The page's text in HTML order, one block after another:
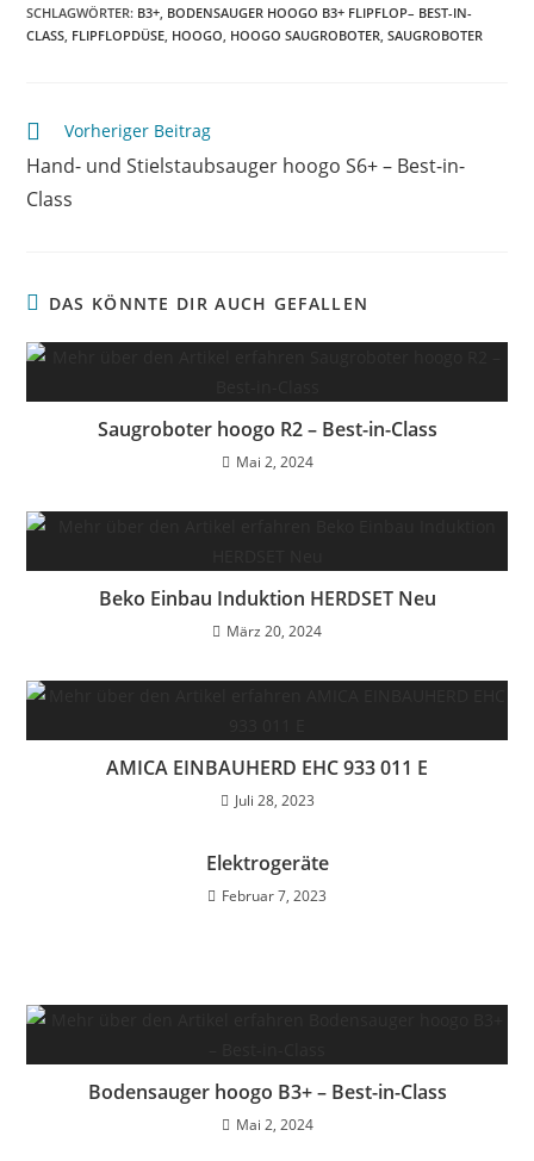
SCHLAGWÖRTER: B3+ BODENSAUGER HOOGO B3+ FLIPFLOP– BEST-IN-
CLASS FLIPFLOPDÜSE HOOGO HOOGO SAUGROBOTER SAUGROBOTER
Vorheriger Beitrag
Hand- und Stielstaubsauger hoogo S6+ – Best-in-
Class
DAS KÖNNTE DIR AUCH GEFALLEN
Saugroboter hoogo R2 – Best-in-Class
Mai 2, 2024
Beko Einbau Induktion HERDSET Neu
März 20, 2024
AMICA EINBAUHERD EHC 933 011 E
Juli 28, 2023
Elektrogeräte
Februar 7, 2023
Bodensauger hoogo B3+ – Best-in-Class
Mai 2, 2024